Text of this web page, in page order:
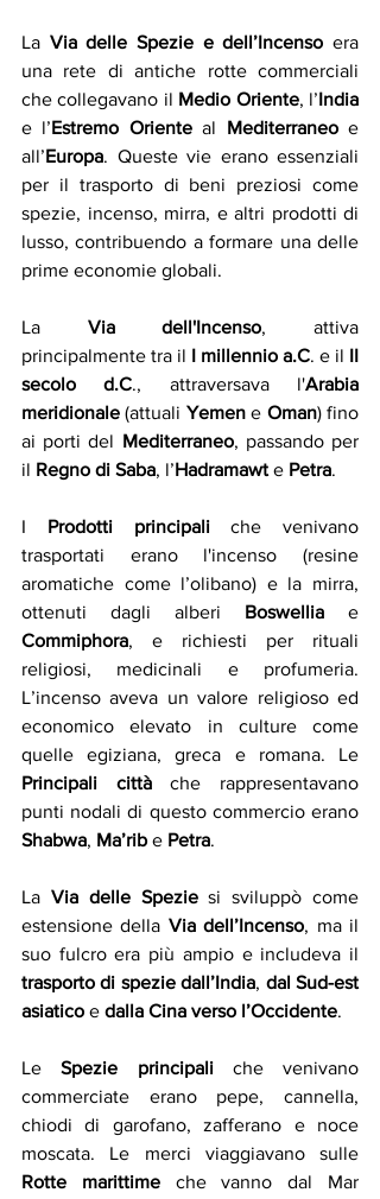
La Via delle Spezie e dell’Incenso era
una rete di antiche rotte commerciali
che collegavano il Medio Oriente, l’India
e l’Estremo Oriente al Mediterraneo e
all’Europa. Queste vie erano essenziali
per il trasporto di beni preziosi come
spezie, incenso, mirra, e altri prodotti di
lusso, contribuendo a formare una delle
prime economie globali.
La Via dell'Incenso, attiva
principalmente tra il I millennio a.C. e il II
secolo d.C., attraversava l'Arabia
meridionale (attuali Yemen e Oman) fino
ai porti del Mediterraneo, passando per
il Regno di Saba, l’Hadramawt e Petra.
I Prodotti principali che venivano
trasportati erano l'incenso (resine
aromatiche come l’olibano) e la mirra,
ottenuti dagli alberi Boswellia
Commiphora, e richiesti per rituali
religiosi, medicinali e profumeria.
L’incenso aveva un valore religioso ed
economico elevato in culture come
Principali città che rappresentavano
Shabwa, Ma’rib e Petra.
La Via delle Spezie si sviluppò come
estensione della Via dell’Incenso, ma il
trasporto di spezie dall’India, dal Sud-est
asiatico e dalla Cina verso l’Occidente.
Le Spezie principali che venivano
commerciate erano pepe, cannella,
chiodi di garofano, zafferano e noce
Rotte marittime che vanno
dal Mar